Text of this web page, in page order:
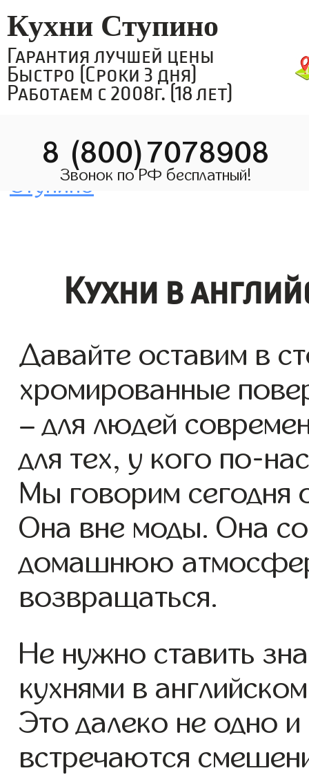
Кухни Ступино
Гарантия лучшей цены
Быстро (Сроки 3 дня)
Работаем с 2008г. (18 лет)
8 (800)7078908
Звонок по РФ бесплатный!
Кухни в
Давайте оставим в
хромированные
– для людей
для тех, у кого по-
Мы говорим сегодня
Она вне моды. Она
домашнюю
возвращаться.
Не нужно ставить
кухнями в
Это далеко не одно
встречаются